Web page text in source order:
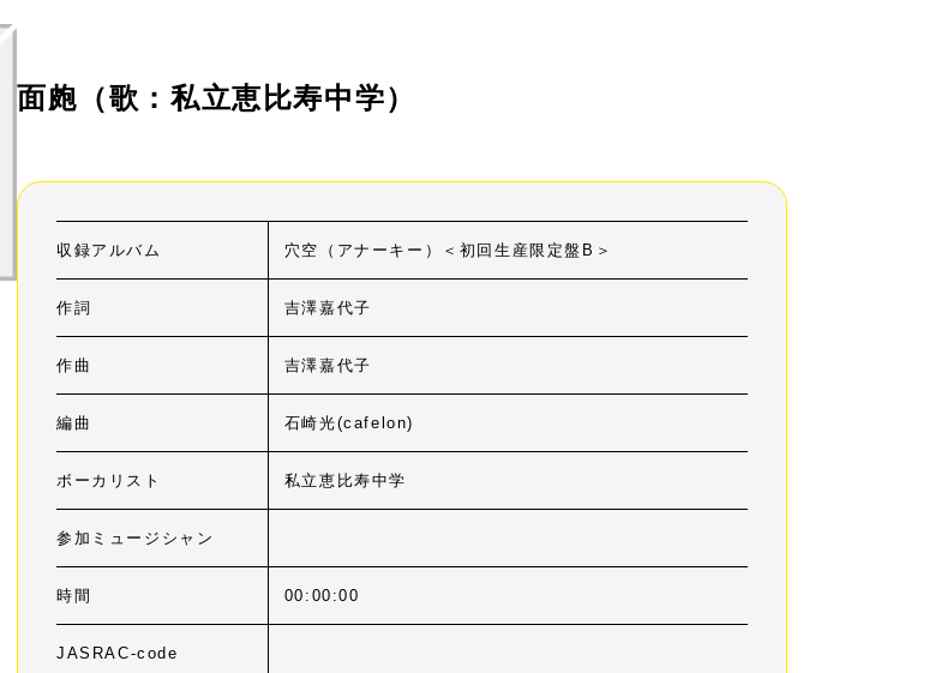
面皰 （歌：私立恵比寿中学）
収録アルバム 穴空（アナーキー）＜初回生産限定盤B＞
作詞 吉澤嘉代子
作曲 吉澤嘉代子
編曲 石崎光(cafelon)
ボーカリスト 私立恵比寿中学
参加ミュージシャン
時間 00:00:00
JASRAC-code